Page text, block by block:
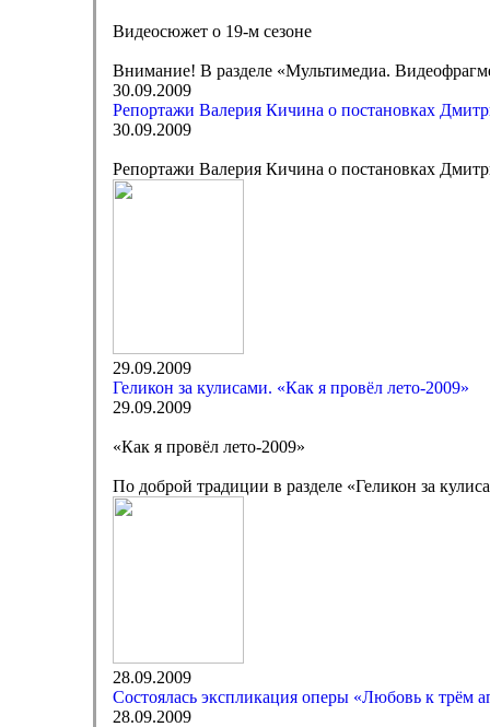
Видеосюжет о 19-м сезоне
Внимание! В разделе «Мультимедиа.
30.09.2009
Репортажи Валерия Кичина о постановках
30.09.2009
Репортажи Валерия Кичина о постановках
29.09.2009
Геликон за кулисами. «Как я провёл лето-2009»
29.09.2009
«Как я провёл лето-2009»
По доброй традиции в разделе «Геликон за
28.09.2009
Состоялась экспликация оперы «Любовь к трём
28.09.2009